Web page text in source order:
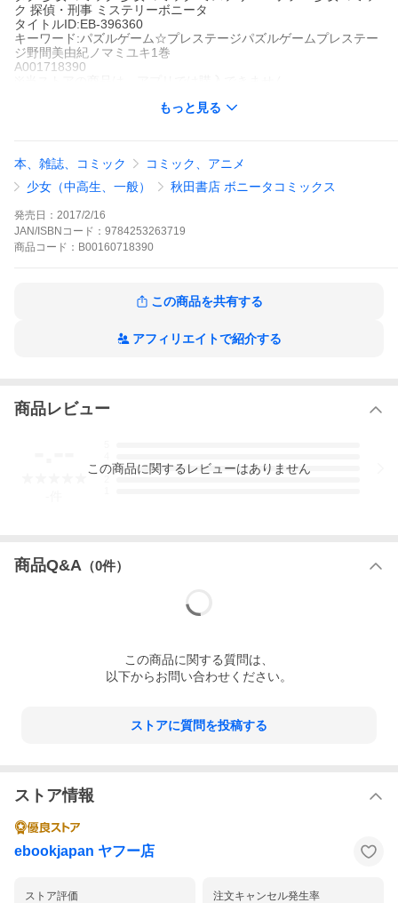
ク 探偵・刑事 ミステリーボニータ
タイトルID:EB-396360
キーワード:パズルゲーム☆プレステージパズルゲームプレステー
ジ野間美由紀ノマミユキ1巻
A001718390
葉蔓高校を卒業し、探偵になるための一環として、様々な資格を
取る香月。そんななか起きる事件に、香月の推理が冴える! ファン
おなじみ「専門学校編」がシリーズになって登場!
パズルゲーム☆プレステージの作品をもっと見る
もっと見る
本、雑誌、コミック
コミック、アニメ
少女（中高生、一般）
秋田書店 ボニータコミックス
発売日： 2017/2/16
JAN/ISBNコード： 9784253263719
商品 コード： B00160718390
この商品を共有する
アフィリエイトで紹介する
商品レビュー
3
この商品に関するレビューはありません
商品Q&A （0件）
この商品に関する質問は、
以下からお問い合わせください。
ストアに質問を投稿する
ストア情報
ebookjapan ヤフー店
ストア評価 注文キャンセル発生率